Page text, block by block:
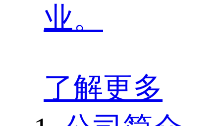
业。
了解更多